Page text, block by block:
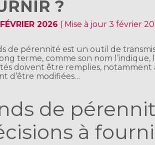
?
2026 ( Mise à jour 3 février
de pérennité est un outil de
terme, comme son nom l’indique,
doivent être remplies,
d’être modifiées…
de
à